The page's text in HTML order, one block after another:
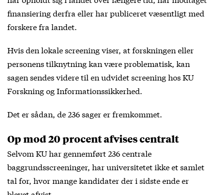
finansiering derfra eller har publiceret væsentligt med
forskere fra landet.
Hvis den lokale screening viser, at forskningen eller
personens tilknytning kan være problematisk, kan
sagen sendes videre til en udvidet screening hos KU
Forskning og Informationssikkerhed.
Det er sådan, de 236 sager er fremkommet.
Op mod 20 procent afvises centralt
Selvom KU har gennemført 236 centrale
baggrundsscreeninger, har universitetet ikke et samlet
tal for, hvor mange kandidater der i sidste ende er